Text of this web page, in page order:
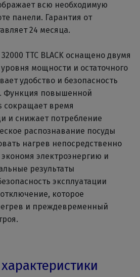
всю необходимую
панели. Гарантия от
24 месяца.
TTC BLACK оснащено двумя
мощности и остаточного
удобство и безопасность
Функция повышенной
сокращает время
и снижает потребление
распознавание посуды
нагрев непосредственно
электроэнергию и
результаты
эксплуатации
которое
и преждевременный